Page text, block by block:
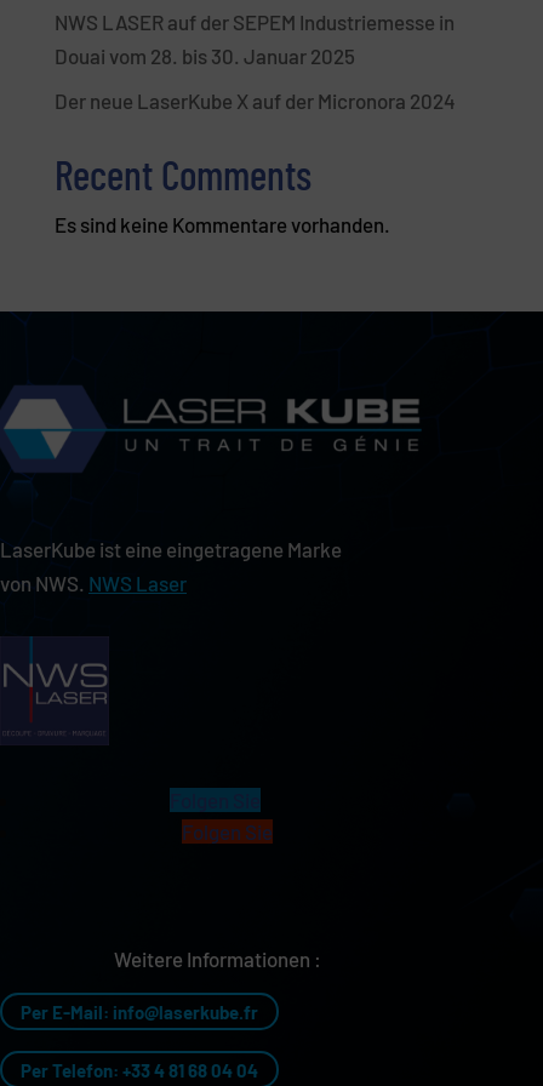
NWS LASER auf der SEPEM Industriemesse in
Douai vom 28. bis 30. Januar 2025
Der neue LaserKube X auf der Micronora 2024
Recent Comments
Es sind keine Kommentare vorhanden.
LaserKube ist eine eingetragene Marke
von NWS. NWS Laser
Folgen Sie
Weitere Informationen :
Per E-Mail: info@laserkube.fr
Per Telefon: +33 4 81 68 04 04